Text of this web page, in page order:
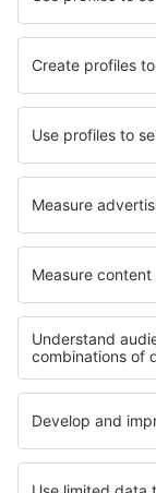
Hotels in
Hotels in St.
Hotels in Locks
Die besten Hotels
Hotels auf der
Hotels in St. Moritz
Hotels in Zermatt
Hotels in
Hotels in Nuevo